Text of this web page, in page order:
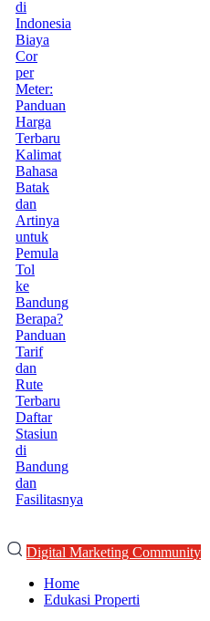
di
Indonesia
Biaya
Cor
per
Meter:
Panduan
Harga
Terbaru
Kalimat
Bahasa
Batak
dan
Artinya
untuk
Pemula
Tol
ke
Bandung
Berapa?
Panduan
Tarif
dan
Rute
Terbaru
Daftar
Stasiun
di
Bandung
dan
Fasilitasnya
Digital Marketing Community
Home
Edukasi Properti